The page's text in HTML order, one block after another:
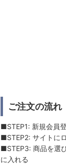
ご注文の流れ
■STEP1: 新規会員
■STEP2: サイトに
■STEP3: 商品を選
に入れる